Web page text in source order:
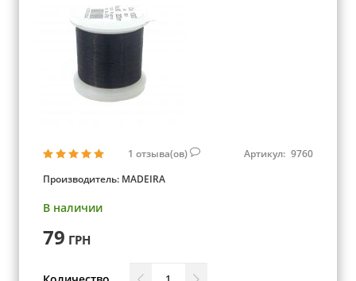
1 отзыва(ов) Артикул: 9760
Производитель: MADEIRA
В наличии
79 ГРН